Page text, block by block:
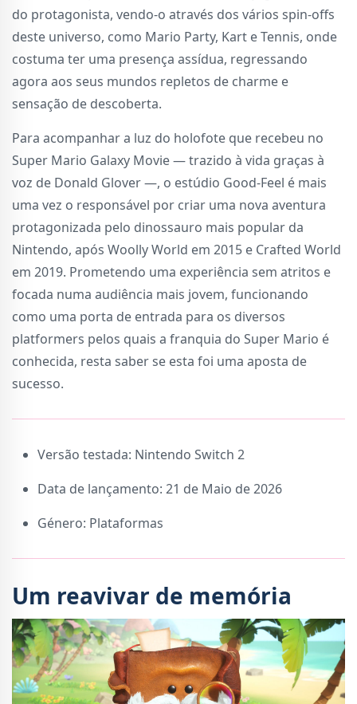
do protagonista, vendo-o através dos vários spin-offs
deste universo, como Mario Party, Kart e Tennis, onde
costuma ter uma presença assídua, regressando
agora aos seus mundos repletos de charme e
sensação de descoberta.
Para acompanhar a luz do holofote que recebeu no
Super Mario Galaxy Movie — trazido à vida graças à
voz de Donald Glover —, o estúdio Good-Feel é mais
uma vez o responsável por criar uma nova aventura
protagonizada pelo dinossauro mais popular da
Nintendo, após Woolly World em 2015 e Crafted World
em 2019. Prometendo uma experiência sem atritos e
focada numa audiência mais jovem, funcionando
como uma porta de entrada para os diversos
platformers pelos quais a franquia do Super Mario é
conhecida, resta saber se esta foi uma aposta de
sucesso.
Versão testada: Nintendo Switch 2
Data de lançamento: 21 de Maio de 2026
Género: Plataformas
Um reavivar de memória